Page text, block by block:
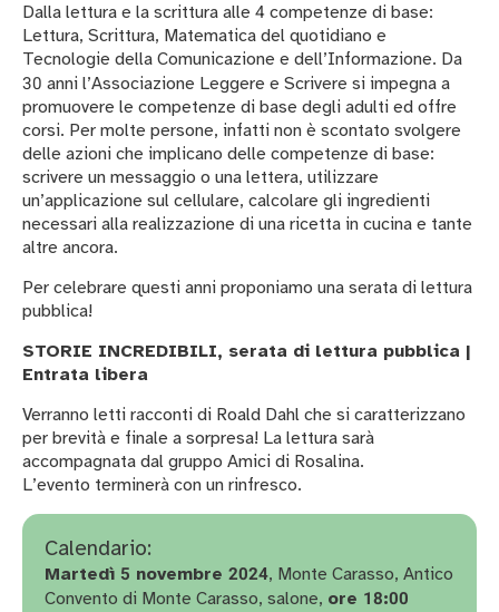
Dalla lettura e la scrittura alle 4 competenze di base:
Lettura, Scrittura, Matematica del quotidiano e
Tecnologie della Comunicazione e dell’Informazione. Da
30 anni l’Associazione Leggere e Scrivere si impegna a
promuovere le competenze di base degli adulti ed offre
corsi. Per molte persone, infatti non è scontato svolgere
delle azioni che implicano delle competenze di base:
scrivere un messaggio o una lettera, utilizzare
un’applicazione sul cellulare, calcolare gli ingredienti
necessari alla realizzazione di una ricetta in cucina e tante
altre ancora.
Per celebrare questi anni proponiamo una serata di lettura
pubblica!
STORIE INCREDIBILI, serata di lettura pubblica |
Entrata libera
Verranno letti racconti di Roald Dahl che si caratterizzano
per brevità e finale a sorpresa! La lettura sarà
accompagnata dal gruppo Amici di Rosalina.
L’evento terminerà con un rinfresco.
Calendario:
Martedì 5 novembre 2024, Monte Carasso, Antico
Convento di Monte Carasso, salone, ore 18:00